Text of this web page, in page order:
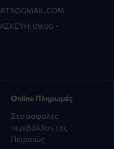
09:00 -
Online Πληρωμές
Στο ασφαλές
περιβάλλον της
Πειραιώς